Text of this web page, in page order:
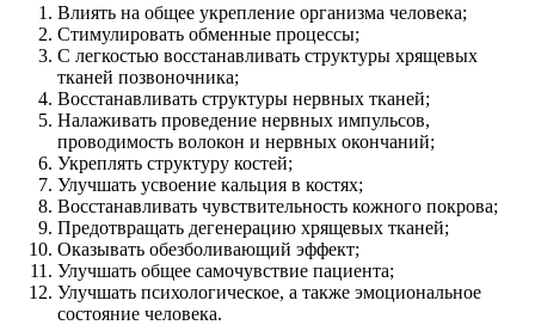
Влиять на общее укрепление организма человека;
Стимулировать обменные процессы;
С легкостью восстанавливать структуры хрящевых
тканей позвоночника;
Восстанавливать структуры нервных тканей;
Налаживать проведение нервных импульсов,
проводимость волокон и нервных окончаний;
Укреплять структуру костей;
Улучшать усвоение кальция в костях;
Восстанавливать чувствительность кожного покрова;
Предотвращать дегенерацию хрящевых тканей;
Оказывать обезболивающий эффект;
Улучшать общее самочувствие пациента;
Улучшать психологическое, а также эмоциональное
состояние человека.